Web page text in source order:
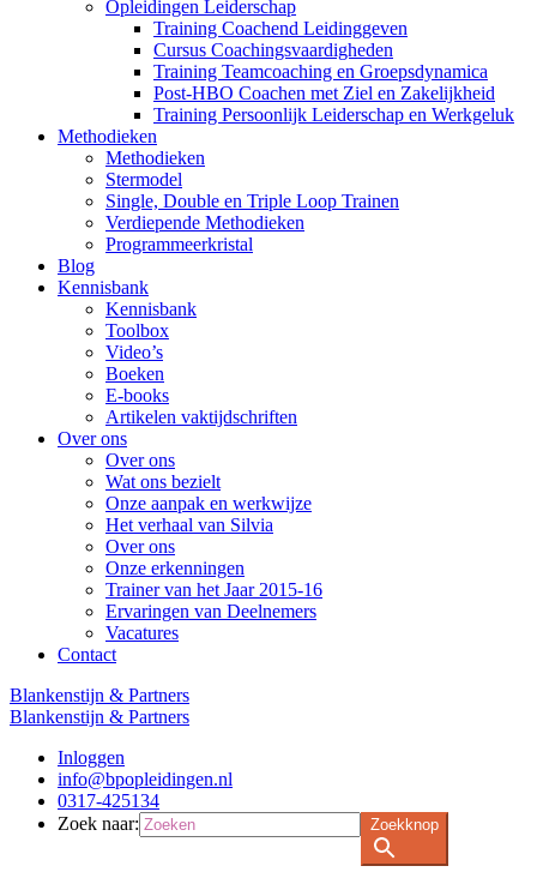
Opleidingen Leiderschap
Training Coachend Leidinggeven
Cursus Coachingsvaardigheden
Training Teamcoaching en Groepsdynamica
Post-HBO Coachen met Ziel en Zakelijkheid
Training Persoonlijk Leiderschap en Werkgeluk
Methodieken
Methodieken
Stermodel
Single, Double en Triple Loop Trainen
Verdiepende Methodieken
Programmeerkristal
Blog
Kennisbank
Kennisbank
Toolbox
Video’s
Boeken
E-books
Artikelen vaktijdschriften
Over ons
Over ons
Wat ons bezielt
Onze aanpak en werkwijze
Het verhaal van Silvia
Over ons
Onze erkenningen
Trainer van het Jaar 2015-16
Ervaringen van Deelnemers
Vacatures
Contact
Blankenstijn & Partners
Blankenstijn & Partners
Inloggen
info@bpopleidingen.nl
0317-425134
Zoek naar:
Zoekknop